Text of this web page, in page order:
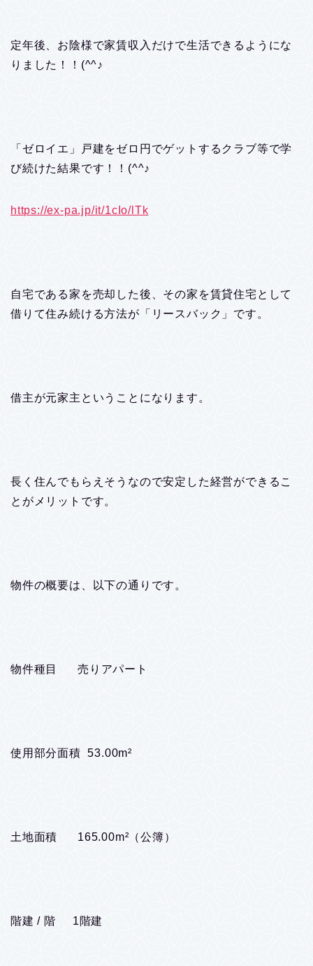
定年後、お陰様で家賃収入だけで生活できるようにな
りました！！(^^♪
「ゼロイエ」戸建をゼロ円でゲットするクラブ等で学
び続けた結果です！！(^^♪
https://ex-pa.jp/it/1cIo/lTk
自宅である家を売却した後、その家を賃貸住宅として
借りて住み続ける方法が「リースバック」です。
借主が元家主ということになります。
長く住んでもらえそうなので安定した経営ができるこ
とがメリットです。
物件の概要は、以下の通りです。
物件種目 売りアパート
使用部分面積 53.00m²
土地面積 165.00m²（公簿）
階建 / 階 1階建